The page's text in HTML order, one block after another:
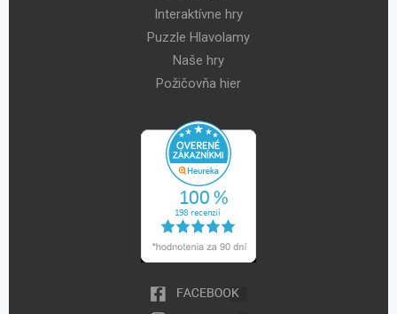
Interaktívne hry
Puzzle Hlavolamy
Naše hry
Požičovňa hier